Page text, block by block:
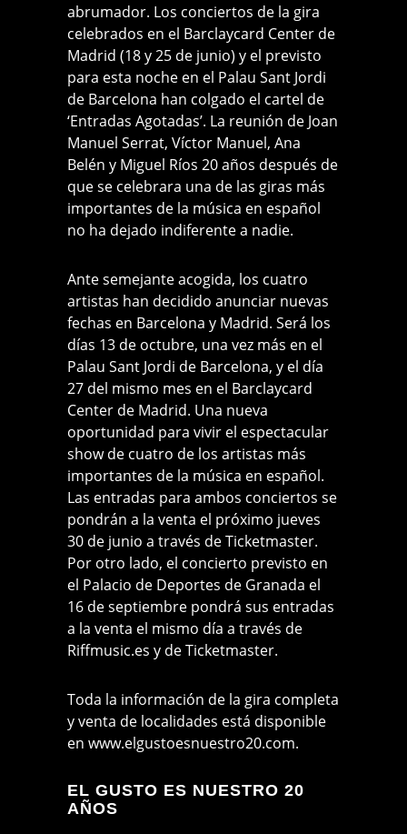
abrumador. Los conciertos de la gira
celebrados en el Barclaycard Center de
Madrid (18 y 25 de junio) y el previsto
para esta noche en el Palau Sant Jordi
de Barcelona han colgado el cartel de
‘Entradas Agotadas’. La reunión de Joan
Manuel Serrat, Víctor Manuel, Ana
Belén y Miguel Ríos 20 años después de
que se celebrara una de las giras más
importantes de la música en español
no ha dejado indiferente a nadie.
Ante semejante acogida, los cuatro
artistas han decidido anunciar nuevas
fechas en Barcelona y Madrid. Será los
días 13 de octubre, una vez más en el
Palau Sant Jordi de Barcelona, y el día
27 del mismo mes en el Barclaycard
Center de Madrid. Una nueva
oportunidad para vivir el espectacular
show de cuatro de los artistas más
importantes de la música en español.
Las entradas para ambos conciertos se
pondrán a la venta el próximo jueves
30 de junio a través de Ticketmaster.
Por otro lado, el concierto previsto en
el Palacio de Deportes de Granada el
16 de septiembre pondrá sus entradas
a la venta el mismo día a través de
Riffmusic.es y de Ticketmaster.
Toda la información de la gira completa
y venta de localidades está disponible
en www.elgustoesnuestro20.com.
EL GUSTO ES NUESTRO 20
AÑOS